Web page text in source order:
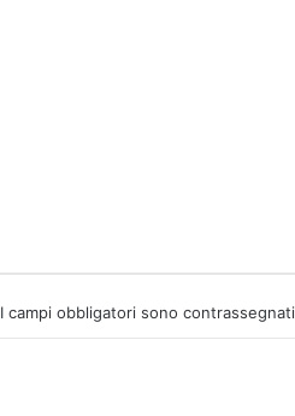
I campi obbligatori sono contrassegnati